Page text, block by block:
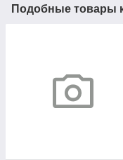
Подобные товары